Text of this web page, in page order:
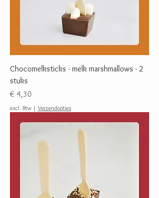
Chocomelksticks - melk marshmallows - 2
stuks
Prijs
€ 4,30
excl. Btw | Verzendopties